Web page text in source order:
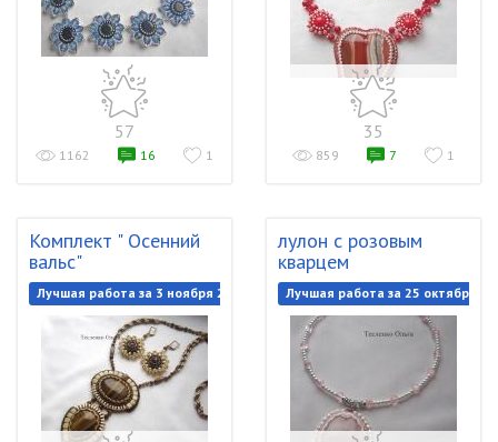
57
1162 16 1
35
859 7 1
Комплект " Осенний
вальс"
Лучшая работа за 3 ноября 2019
лулон с розовым
кварцем
Лучшая работа за 25 октября